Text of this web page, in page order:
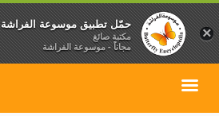
×
حمّل تطبيق موسوعة الفراشة
مكتبة صائغ
مجاناً - موسوعة الفراشة